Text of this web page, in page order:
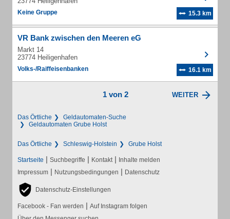
Keine Gruppe 15.3 km
VR Bank zwischen den Meeren eG
Markt 14
23774 Heiligenhafen
Volks-/Raiffeisenbanken 16.1 km
1 von 2 WEITER
Das Örtliche
Geldautomaten-Suche
Geldautomaten Grube Holst
Das Örtliche Schleswig-Holstein Grube Holst
Startseite | Suchbegriffe | Kontakt | Inhalte melden
Impressum | Nutzungsbedingungen | Datenschutz
Datenschutz-Einstellungen
Facebook - Fan werden | Auf Instagram folgen